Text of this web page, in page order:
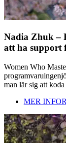
Nadia Zhuk –
att ha
Women Who
man lär sig att
MER